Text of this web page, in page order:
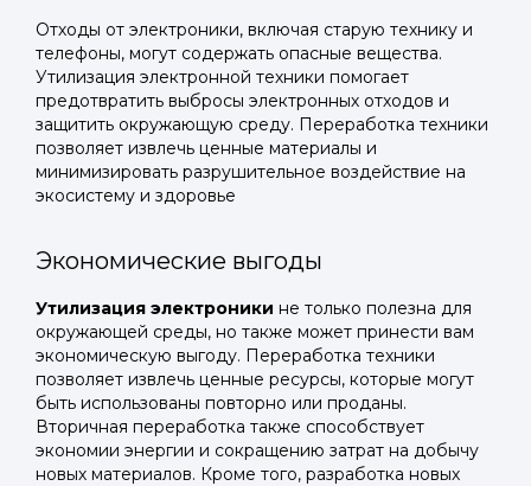
Отходы от электроники, включая старую технику и
телефоны, могут содержать опасные вещества.
Утилизация электронной техники помогает
предотвратить выбросы электронных отходов и
защитить окружающую среду. Переработка техники
позволяет извлечь ценные материалы и
минимизировать разрушительное воздействие на
экосистему и здоровье
Экономические выгоды
Утилизация электроники не только полезна для
окружающей среды, но также может принести вам
экономическую выгоду. Переработка техники
позволяет извлечь ценные ресурсы, которые могут
быть использованы повторно или проданы.
Вторичная переработка также способствует
экономии энергии и сокращению затрат на добычу
новых материалов. Кроме того, разработка новых